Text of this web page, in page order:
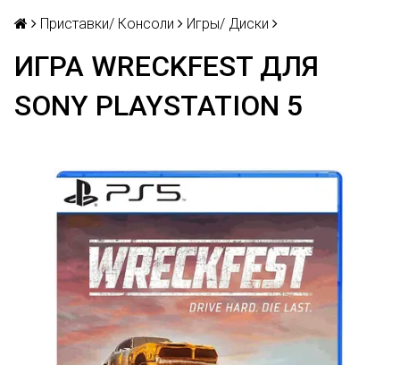
Приставки/ Консоли Игры/ Диски
ИГРА WRECKFEST ДЛЯ
SONY PLAYSTATION 5